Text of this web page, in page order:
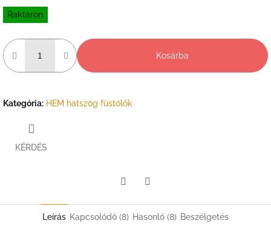
Egységár:
Raktáron
Kosárba
Kategória: HEM hatszög füstölők
KÉRDÉS
Leírás Kapcsolódó (8) Hasonló (8) Beszélgetés